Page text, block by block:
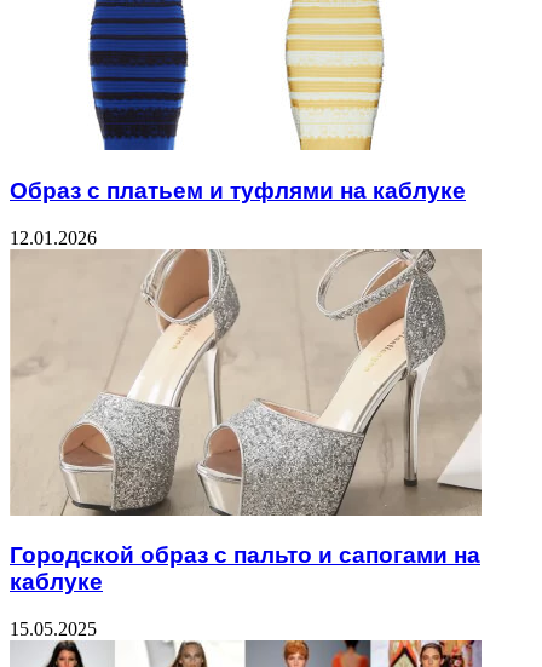
Образ с платьем и туфлями на каблуке
12.01.2026
Городской образ с пальто и сапогами на
каблуке
15.05.2025